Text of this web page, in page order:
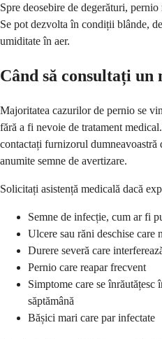
Spre deosebire de degerături,
Se pot dezvolta în condiții blânde,
umiditate în aer.
Când să consultați
Majoritatea cazurilor de pernio se
fără a fi nevoie de tratament
contactați furnizorul dumneavoastră
anumite semne de avertizare.
Solicitați asistență medicală dacă
Semne de infecție, cum ar fi
Ulcere sau răni deschise care
Durere severă care
Pernio care reapar frecvent
Simptome care se înrăutățesc
săptămână
Bășici mari care par infectate